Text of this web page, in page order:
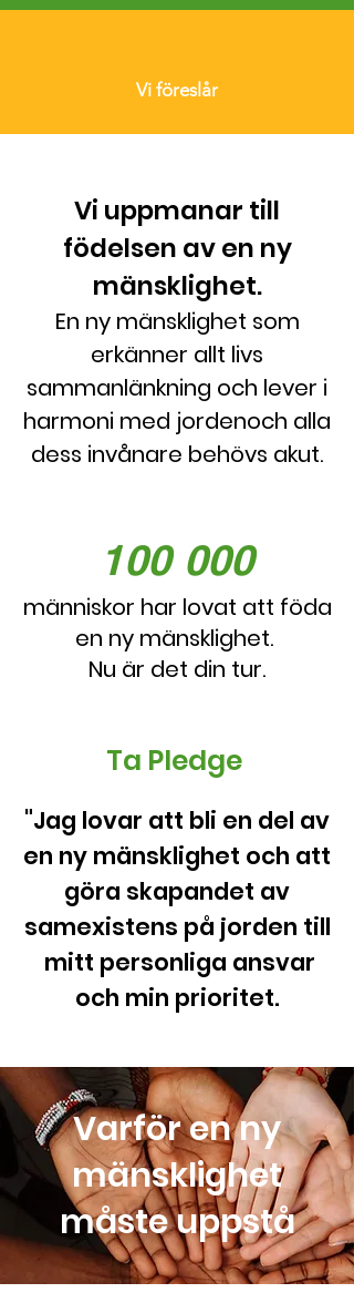
Vi föreslår
Vi uppmanar till
födelsen av en ny
mänsklighet.
En ny mänsklighet som
erkänner allt livs
sammanlänkning och lever i
harmoni med jordenoch alla
dess invånare behövs akut.
100 000
människor har lovat att föda
en ny mänsklighet.
Nu är det din tur.
Ta Pledge
"Jag lovar att bli en del av
en ny mänsklighet och att
göra skapandet av
samexistens på jorden till
mitt personliga ansvar
och min prioritet.
Varför en ny
mänsklighet
måste uppstå